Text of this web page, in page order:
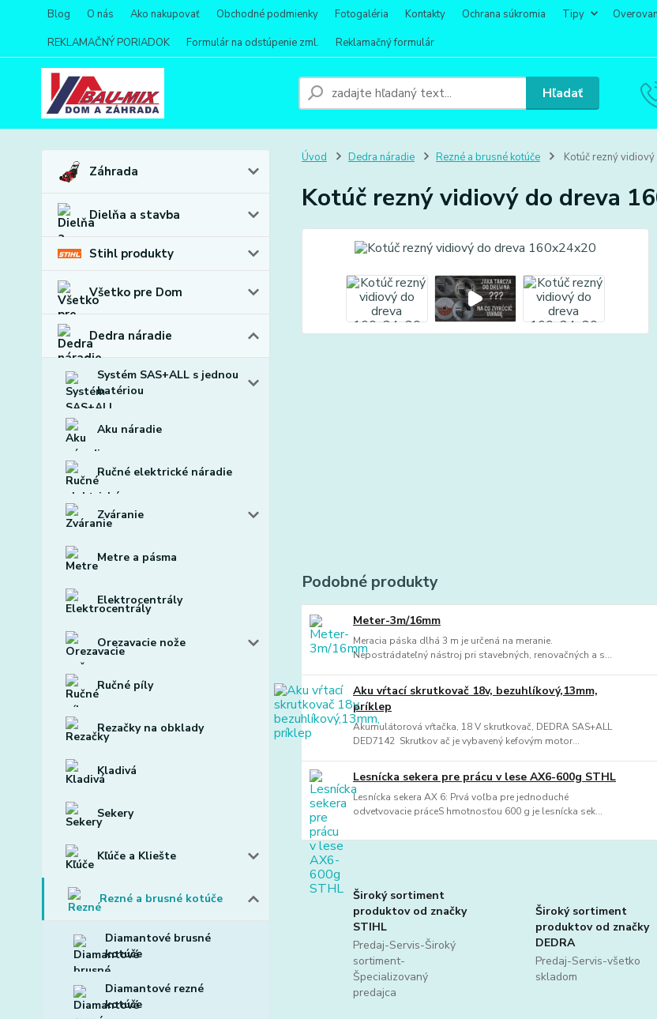
Blog O nás Ako nakupovať Obchodné podmienky Fotogaléria Kontakty Ochrana súkromia Tipy
REKLAMAČNÝ PORIADOK
Formulár na odstúpenie zml. Reklamačný formulár
Hľadať
Záhrada
Dielňa a stavba
Stihl produkty
Všetko pre Dom
Dedra náradie
Systém SAS+ALL s jednou
batériou
Aku náradie
Ručné elektrické náradie
Zváranie
Metre a pásma
Elektrocentrály
Orezavacie nože
Ručné píly
Rezačky na obklady
Kladivá
Sekery
Kľúče a Kliešte
Rezné a brusné kotúče
Diamantové brusné
kotúče
Diamantové rezné
kotúče
Úvod Dedra náradie Rezné a brusné kotúče Kotúč rezný
Kotúč rezný vidiový do dreva
Podobné produkty
Meter-3m/16mm
Meracia páska dlhá 3 m je určená na meranie.
Nepostrádateľný nástroj pri stavebných, renovačných a s...
Aku vŕtací skrutkovač 18v, bezuhlíkový,13mm,
príklep
Akumulátorová vŕtačka, 18 V skrutkovač, DEDRA SAS+ALL
DED7142 Skrutkov ač je vybavený kefovým motor...
Lesnícka sekera pre prácu v lese AX6-600g STHL
Lesnícka sekera AX 6: Prvá voľba pre jednoduché
odvetvovacie práceS hmotnosťou 600 g je lesnícka sek...
Široký sortiment
produktov od značky
STIHL
Predaj-Servis-Široký
sortiment-
Špecializovaný
predajca
Široký sortiment
produktov od značky
DEDRA
Predaj-Servis-všetko
skladom